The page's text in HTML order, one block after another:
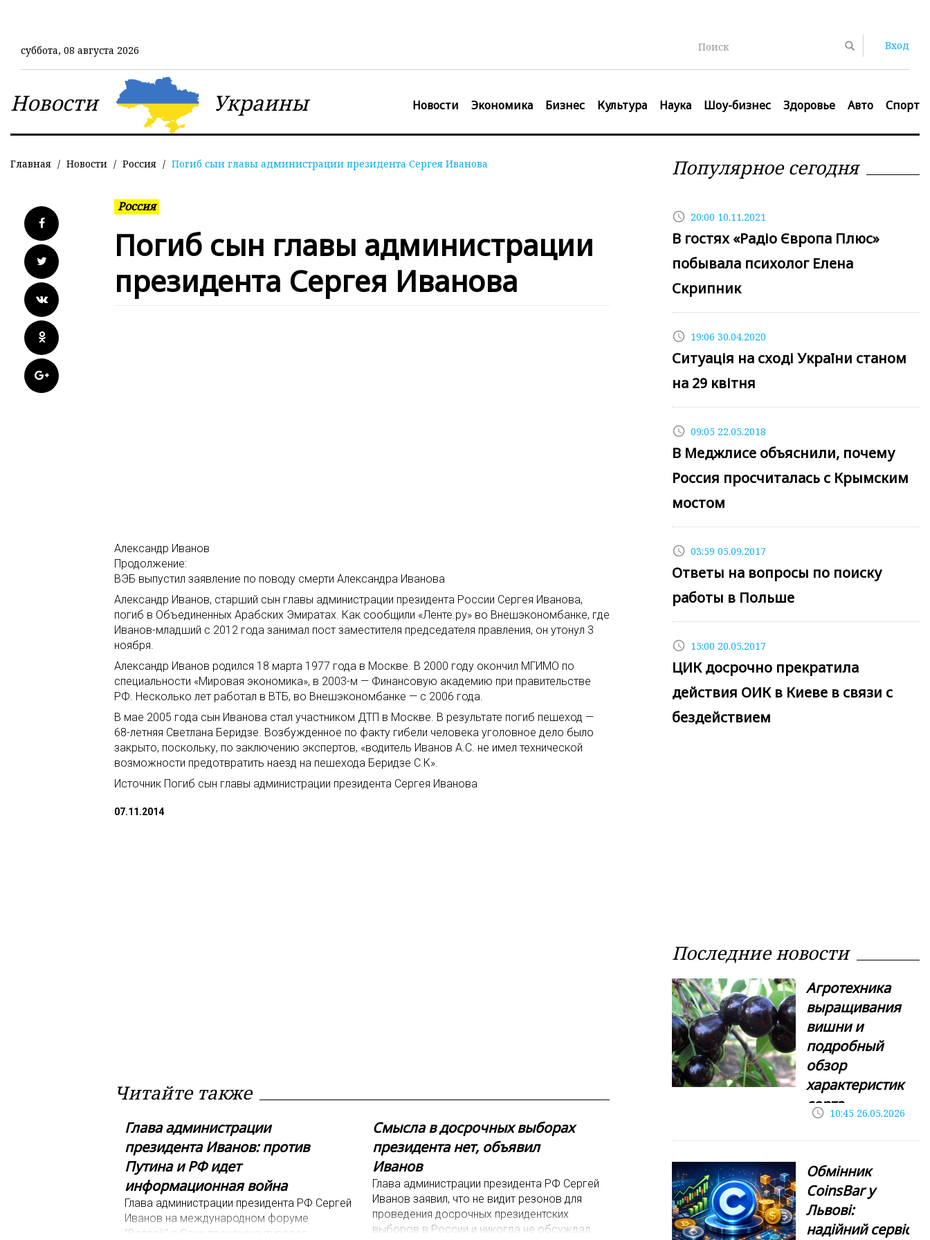
содержанию
суббота, 08 августа 2026
Вход
Новости Украины Новости Экономика Бизнес Культура Наука Шоу-бизнес Здоровье Авто Спорт
Главная Новости Россия Погиб сын главы администрации президента Сергея Иванова
Погиб сын главы администрации
президента Сергея Иванова
Россия
Александр Иванов
Продолжение:
ВЭБ выпустил заявление по поводу смерти Александра Иванова
Александр Иванов, старший сын главы администрации президента России Сергея Иванова,
погиб в Объединенных Арабских Эмиратах. Как сообщили «Ленте.ру» во Внешэкономбанке, где
Иванов-младший с 2012 года занимал пост заместителя председателя правления, он утонул 3
ноября.
Александр Иванов родился 18 марта 1977 года в Москве. В 2000 году окончил МГИМО по
специальности «Мировая экономика», в 2003-м — Финансовую академию при правительстве
РФ. Несколько лет работал в ВТБ, во Внешэкономбанке — с 2006 года.
В мае 2005 года сын Иванова стал участником ДТП в Москве. В результате погиб пешеход —
68-летняя Светлана Беридзе. Возбужденное по факту гибели человека уголовное дело было
закрыто, поскольку, по заключению экспертов, «водитель Иванов А.С. не имел технической
возможности предотвратить наезд на пешехода Беридзе С.К».
Источник Погиб сын главы администрации президента Сергея Иванова
07.11.2014
Читайте также
Глава администрации
президента Иванов: против
Путина и РФ идет
информационная война
Глава администрации президента РФ Сергей
Иванов на международном форуме
"Валдай" в Сочи прокомментировал
Смысла в досрочных выборах
президента нет, объявил
Иванов
Глава администрации президента РФ Сергей
Иванов заявил, что не видит резонов для
проведения досрочных президентских
выборов в России и никогда не обсуждал
Популярное сегодня
access_time 20:00 10.11.2021
В гостях «Радіо Європа Плюс»
побывала психолог Елена
Скрипник
access_time 19:06 30.04.2020
Ситуація на сході України станом
на 29 квітня
access_time 09:05 22.05.2018
В Меджлисе объяснили, почему
Россия просчиталась с Крымским
мостом
access_time 03:59 05.09.2017
Ответы на вопросы по поиску
работы в Польше
access_time 15:00 20.05.2017
ЦИК досрочно прекратила
действия ОИК в Киеве в связи с
бездействием
Последние новости
Агротехника
выращивания
вишни и
подробный
обзор
характеристик
сорта
Хуторянка
Выращивание
культур в условиях
умеренного
климата требует от
садовода
глубокого
access_time 10:45 26.05.2026
Обмінник
CoinsBar у
Львові:
надійний сервіс